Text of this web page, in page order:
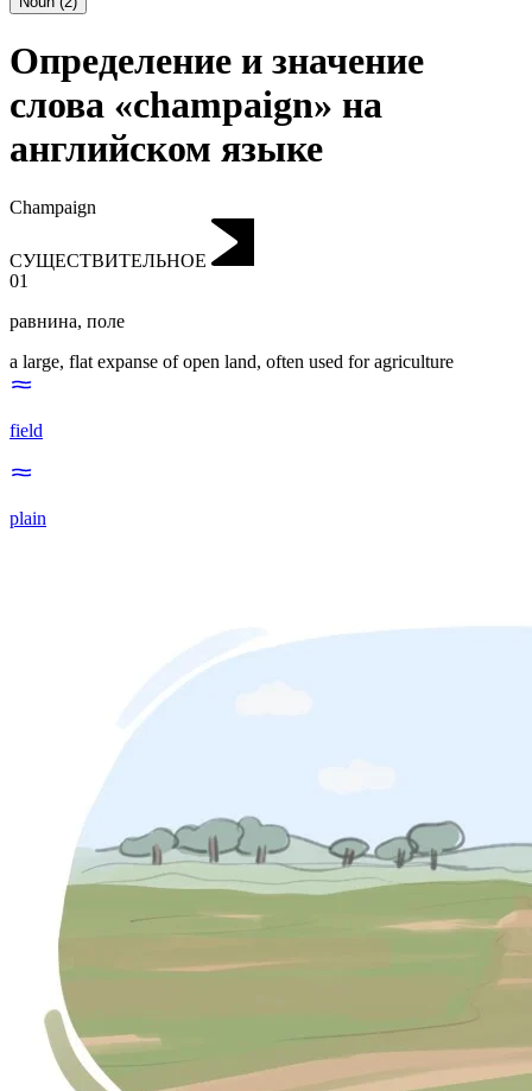
Определение и значение
слова «champaign» на
английском языке
Champaign
СУЩЕСТВИТЕЛЬНОЕ
01
равнина, поле
a large, flat expanse of open land, often used for agriculture
field
plain